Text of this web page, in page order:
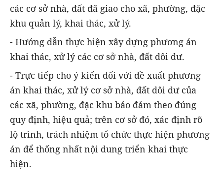
các cơ sở nhà, đất đã giao cho xã, phường, đặc
khu quản lý, khai thác, xử lý.
- Hướng dẫn thực hiện xây dựng phương án
khai thác, xử lý các cơ sở nhà, đất dôi dư.
- Trực tiếp cho ý kiến đối với đề xuất phương
án khai thác, xử lý cơ sở nhà, đất dôi dư của
các xã, phường, đặc khu bảo đảm theo đúng
quy định, hiệu quả; trên cơ sở đó, xác định rõ
lộ trình, trách nhiệm tổ chức thực hiện phương
án để thống nhất nội dung triển khai thực
hiện.